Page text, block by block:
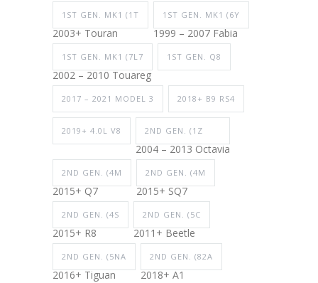
1ST GEN. MK1 (1T
2003+ Touran
1ST GEN. MK1 (6Y
1999 – 2007 Fabia
1ST GEN. MK1 (7L7
2002 – 2010 Touareg
1ST GEN. Q8
2017 – 2021 MODEL 3 2018+ B9 RS4
2019+ 4.0L V8 2ND GEN. (1Z
2004 – 2013 Octavia
2ND GEN. (4M
2015+ Q7
2ND GEN. (4M
2015+ SQ7
2ND GEN. (4S
2015+ R8
2ND GEN. (5C
2011+ Beetle
2ND GEN. (5NA
2016+ Tiguan
2ND GEN. (82A
2018+ A1